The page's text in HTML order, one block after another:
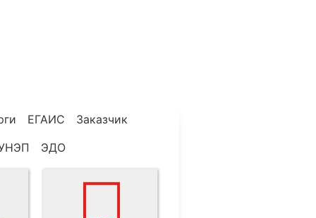
ЕГАИС
Заказчик
ЭДО